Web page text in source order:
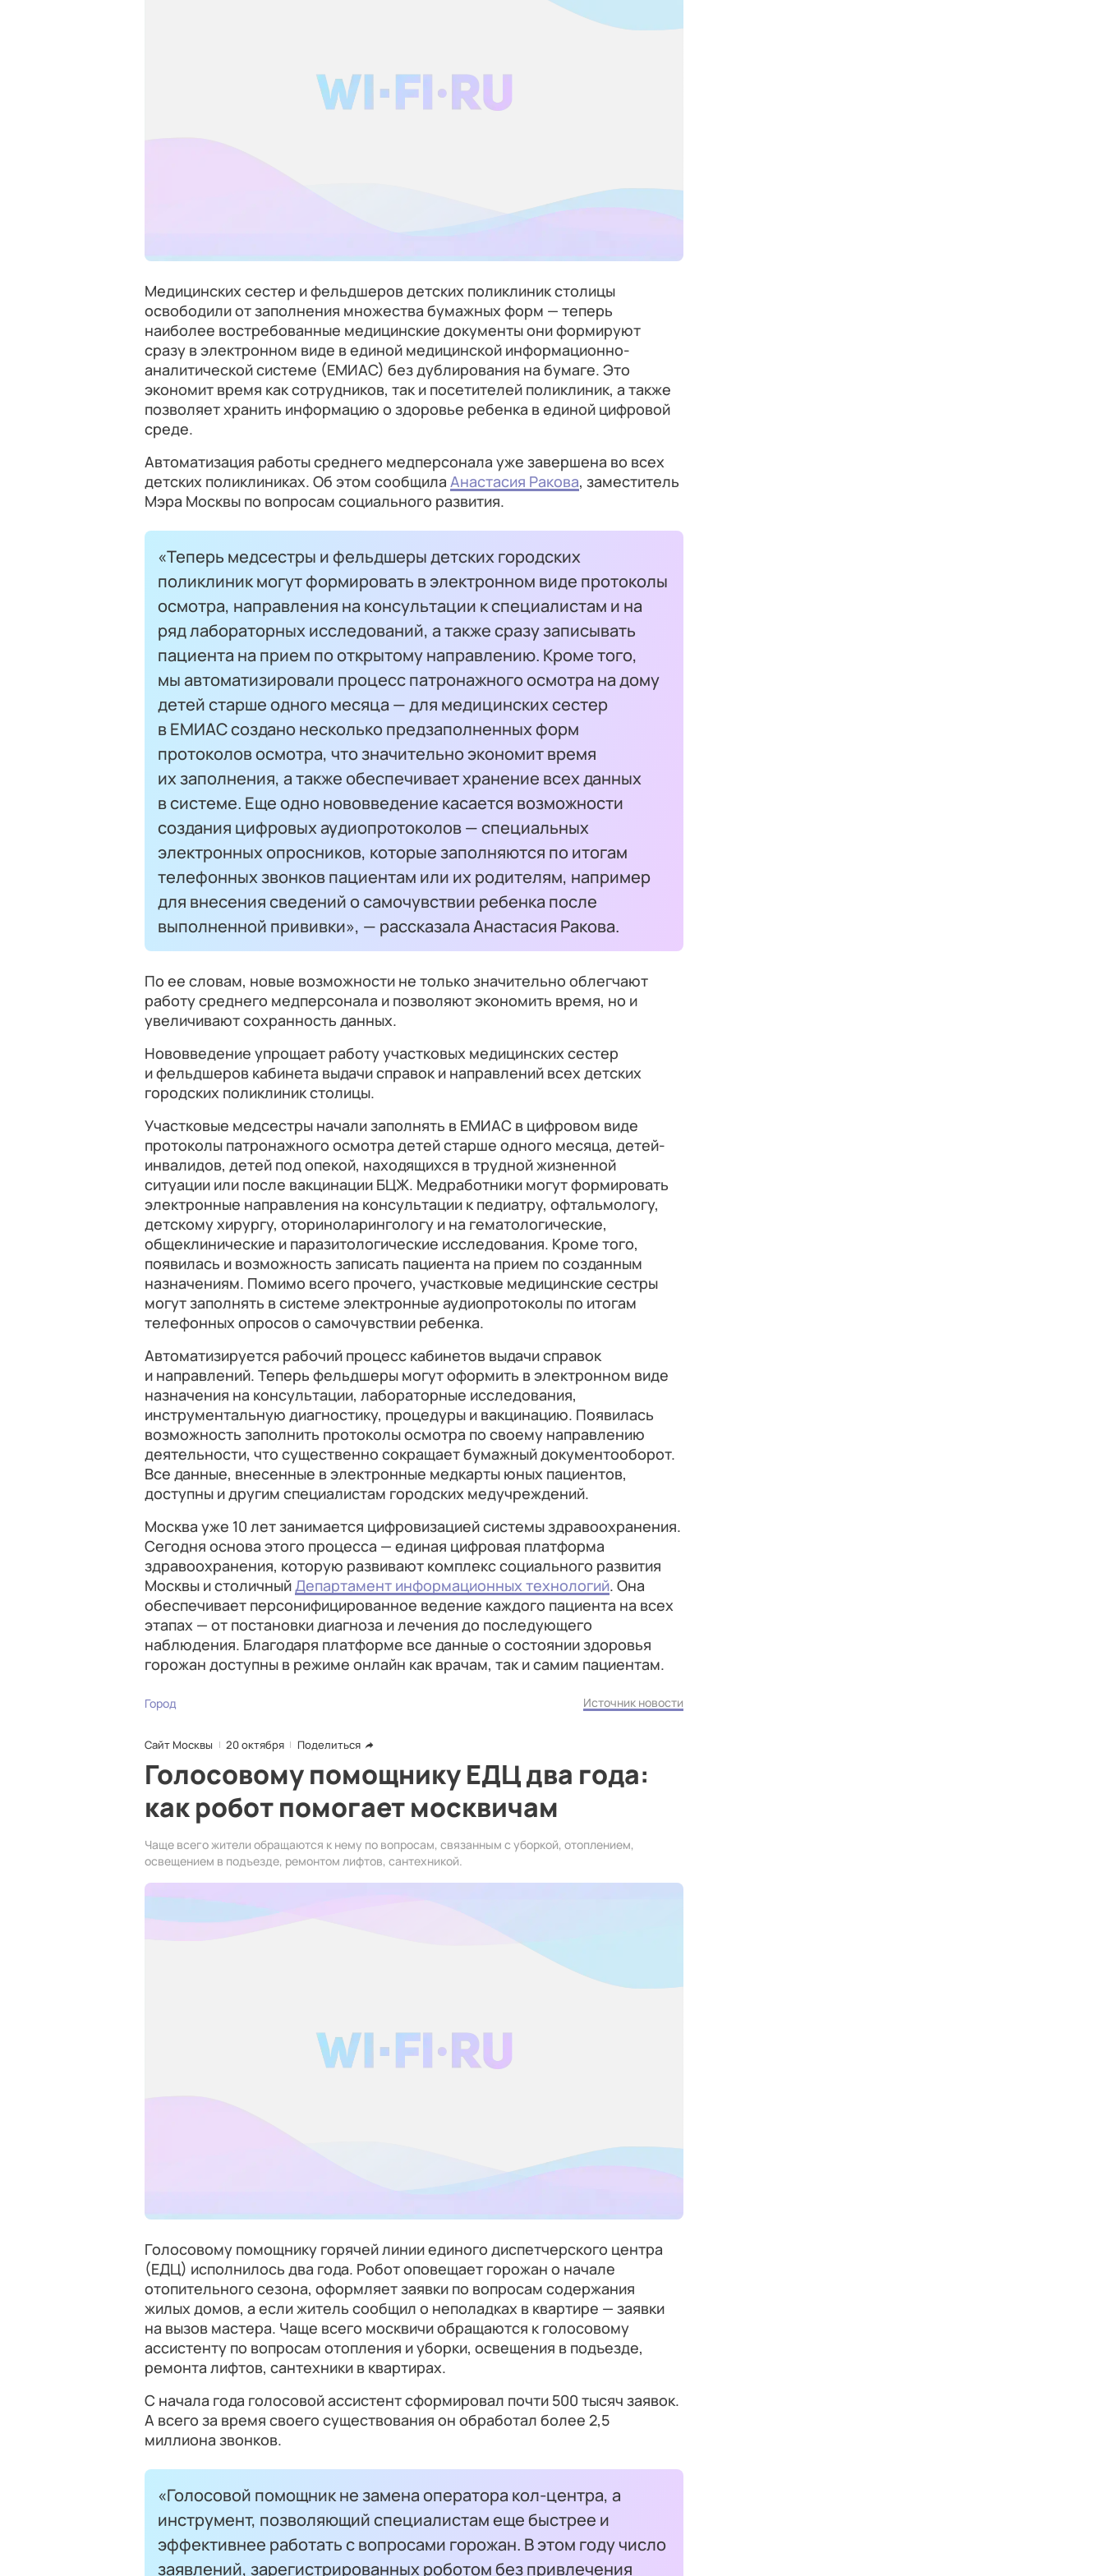
Медицинских сестер и фельдшеров детских поликлиник столицы
освободили от заполнения множества бумажных форм — теперь
наиболее востребованные медицинские документы они формируют
сразу в электронном виде в единой медицинской информационно-
аналитической системе (ЕМИАС) без дублирования на бумаге. Это
экономит время как сотрудников, так и посетителей поликлиник, а также
позволяет хранить информацию о здоровье ребенка в единой цифровой
среде.
Автоматизация работы среднего медперсонала уже завершена во всех
детских поликлиниках. Об этом сообщила Анастасия Ракова, заместитель
Мэра Москвы по вопросам социального развития.
«Теперь медсестры и фельдшеры детских городских
поликлиник могут формировать в электронном виде протоколы
осмотра, направления на консультации к специалистам и на
ряд лабораторных исследований, а также сразу записывать
пациента на прием по открытому направлению. Кроме того,
мы автоматизировали процесс патронажного осмотра на дому
детей старше одного месяца — для медицинских сестер
в ЕМИАС создано несколько предзаполненных форм
протоколов осмотра, что значительно экономит время
их заполнения, а также обеспечивает хранение всех данных
в системе. Еще одно нововведение касается возможности
создания цифровых аудиопротоколов — специальных
электронных опросников, которые заполняются по итогам
телефонных звонков пациентам или их родителям, например
для внесения сведений о самочувствии ребенка после
выполненной прививки», — рассказала Анастасия Ракова.
По ее словам, новые возможности не только значительно облегчают
работу среднего медперсонала и позволяют экономить время, но и
увеличивают сохранность данных.
Нововведение упрощает работу участковых медицинских сестер
и фельдшеров кабинета выдачи справок и направлений всех детских
городских поликлиник столицы.
Участковые медсестры начали заполнять в ЕМИАС в цифровом виде
протоколы патронажного осмотра детей старше одного месяца, детей-
инвалидов, детей под опекой, находящихся в трудной жизненной
ситуации или после вакцинации БЦЖ. Медработники могут формировать
электронные направления на консультации к педиатру, офтальмологу,
детскому хирургу, оториноларингологу и на гематологические,
общеклинические и паразитологические исследования. Кроме того,
появилась и возможность записать пациента на прием по созданным
назначениям. Помимо всего прочего, участковые медицинские сестры
могут заполнять в системе электронные аудиопротоколы по итогам
телефонных опросов о самочувствии ребенка.
Автоматизируется рабочий процесс кабинетов выдачи справок
и направлений. Теперь фельдшеры могут оформить в электронном виде
назначения на консультации, лабораторные исследования,
инструментальную диагностику, процедуры и вакцинацию. Появилась
возможность заполнить протоколы осмотра по своему направлению
деятельности, что существенно сокращает бумажный документооборот.
Все данные, внесенные в электронные медкарты юных пациентов,
доступны и другим специалистам городских медучреждений.
Москва уже 10 лет занимается цифровизацией системы здравоохранения.
Сегодня основа этого процесса — единая цифровая платформа
здравоохранения, которую развивают комплекс социального развития
Москвы и столичныйДепартамент информационных технологий. Она
обеспечивает персонифицированное ведение каждого пациента на всех
этапах — от постановки диагноза и лечения до последующего
наблюдения. Благодаря платформе все данные о состоянии здоровья
горожан доступны в режиме онлайн как врачам, так и самим пациентам.
Город Источник новости
Сайт Москвы 20 октября Поделиться
Голосовому помощнику ЕДЦ два года:
как робот помогает москвичам
Чаще всего жители обращаются к нему по вопросам, связанным с уборкой, отоплением,
освещением в подъезде, ремонтом лифтов, сантехникой.
Голосовому помощнику горячей линии единого диспетчерского центра
(ЕДЦ) исполнилось два года. Робот оповещает горожан о начале
отопительного сезона, оформляет заявки по вопросам содержания
жилых домов, а если житель сообщил о неполадках в квартире — заявки
на вызов мастера. Чаще всего москвичи обращаются к голосовому
ассистенту по вопросам отопления и уборки, освещения в подъезде,
ремонта лифтов, сантехники в квартирах.
С начала года голосовой ассистент сформировал почти 500 тысяч заявок.
А всего за время своего существования он обработал более 2,5
миллиона звонков.
«Голосовой помощник не замена оператора кол-центра, а
инструмент, позволяющий специалистам еще быстрее и
эффективнее работать с вопросами горожан. В этом году число
заявлений, зарегистрированных роботом без привлечения